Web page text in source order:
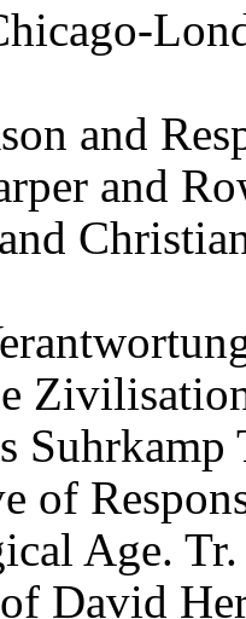
and
and
Suhrkamp
of
Age.
David